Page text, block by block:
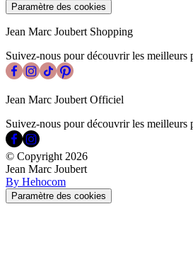
Paramètre des cookies
Jean Marc Joubert Shopping
Suivez-nous pour découvrir les meilleurs
Jean Marc Joubert Officiel
Suivez-nous pour découvrir les meilleurs
© Copyright 2026
Jean Marc Joubert
By Hehocom
Paramètre des cookies